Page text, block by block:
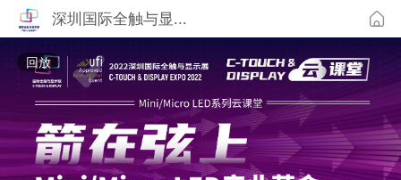
深圳国际全触与显...
回放